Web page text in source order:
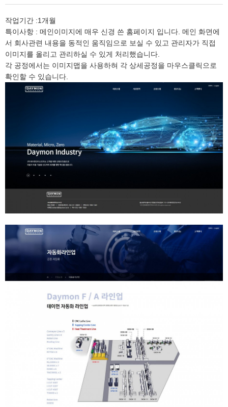
작업기간 :1개월
특이사항 : 메인이미지에 매우 신경 쓴 홈페이지 입니다. 메인 화면에
서 회사관련 내용을 동적인 움직임으로 보실 수 있고 관리자가 직접
이미지를 올리고 관리하실 수 있게 처리했습니다.
각 공정에서는 이미지맵을 사용하혀 각 상세공정을 마우스클릭으로
확인할 수 있습니다.